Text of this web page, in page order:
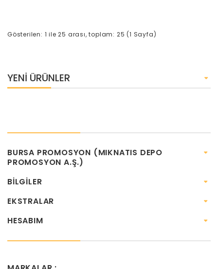
Gösterilen: 1 ile 25 arası, toplam: 25 (1 Sayfa)
YENI ÜRÜNLER
BURSA PROMOSYON (MIKNATIS DEPO
PROMOSYON A.Ş.)
BILGILER
EKSTRALAR
HESABIM